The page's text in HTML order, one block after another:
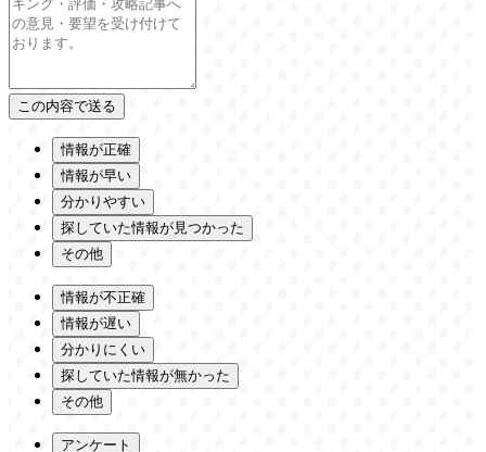
情報が正確
情報が早い
分かりやすい
探していた情報が見つかった
その他
情報が不正確
情報が遅い
分かりにくい
探していた情報が無かった
その他
アンケート